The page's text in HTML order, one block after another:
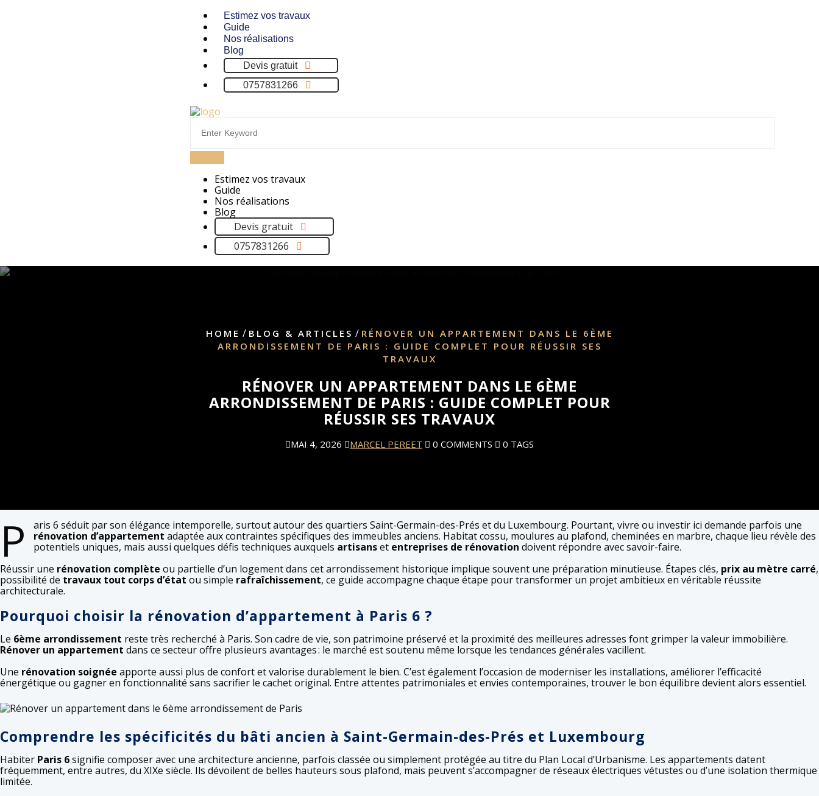
Estimez vos travaux
Guide
Nos réalisations
Blog
Devis gratuit
0757831266
Estimez vos travaux
Guide
Nos réalisations
Blog
Devis gratuit
0757831266
HOME / BLOG & ARTICLES / RÉNOVER UN APPARTEMENT DANS LE 6ÈME
ARRONDISSEMENT DE PARIS : GUIDE COMPLET POUR RÉUSSIR SES
TRAVAUX
RÉNOVER UN APPARTEMENT DANS LE 6ÈME
ARRONDISSEMENT DE PARIS : GUIDE COMPLET POUR
RÉUSSIR SES TRAVAUX
MAI 4, 2026 MARCEL PEREET 0 COMMENTS 0 TAGS
P
aris 6 séduit par son élégance intemporelle, surtout autour des quartiers Saint-Germain-des-Prés et du Luxembourg. Pourtant, vivre ou investir ici demande parfois une
rénovation d’appartement adaptée aux contraintes spécifiques des immeubles anciens. Habitat cossu, moulures au plafond, cheminées en marbre, chaque lieu révèle des
potentiels uniques, mais aussi quelques défis techniques auxquels artisanset entreprises de rénovation doivent répondre avec savoir-faire.
Réussir une rénovation complète ou partielle d’un logement dans cet arrondissement historique implique souvent une préparation minutieuse. Étapes clés, prix au mètre carré,
possibilité de travaux tout corps d’état ou simple rafraîchissement, ce guide accompagne chaque étape pour transformer un projet ambitieux en véritable réussite
architecturale.
Pourquoi choisir la rénovation d’appartement à Paris 6 ?
Le 6ème arrondissement reste très recherché à Paris. Son cadre de vie, son patrimoine préservé et la proximité des meilleures adresses font grimper la valeur immobilière.
Rénover un appartement dans ce secteur offre plusieurs avantages : le marché est soutenu même lorsque les tendances générales vacillent.
Une rénovation soignée apporte aussi plus de confort et valorise durablement le bien. C’est également l’occasion de moderniser les installations, améliorer l’efficacité
énergétique ou gagner en fonctionnalité sans sacrifier le cachet original. Entre attentes patrimoniales et envies contemporaines, trouver le bon équilibre devient alors essentiel.
Comprendre les spécificités du bâti ancien à Saint-Germain-des-Prés et Luxembourg
Habiter Paris 6signifie composer avec une architecture ancienne, parfois classée ou simplement protégée au titre du Plan Local d’Urbanisme. Les appartements datent
fréquemment, entre autres, du XIXe siècle. Ils dévoilent de belles hauteurs sous plafond, mais peuvent s’accompagner de réseaux électriques vétustes ou d’une isolation thermique
limitée.